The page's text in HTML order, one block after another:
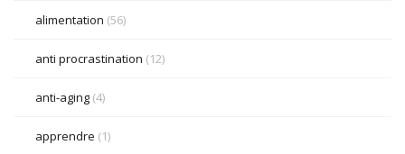
alimentation (56)
anti procrastination (12)
anti-aging (4)
apprendre (1)